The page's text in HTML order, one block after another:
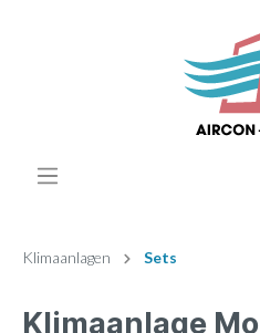
Klimaanlagen Sets
Klimaanlage